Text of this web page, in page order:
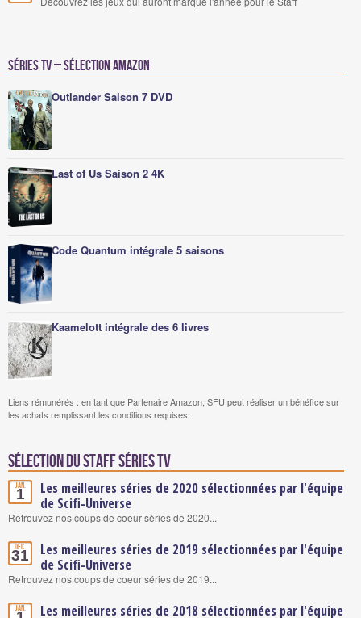
Séries TV – Sélection Amazon
Outlander Saison 7 DVD
Last of Us Saison 2 4K
Code Quantum intégrale 5 saisons
Kaamelott intégrale des 6 livres
Liens rémunérés : en tant que Partenaire Amazon, SFU peut réaliser un bénéfice sur
les achats remplissant les conditions requises.
Sélection du staff Séries TV
Jan.
1
Les meilleures séries de 2020 sélectionnées par l'équipe
de Scifi-Universe
Retrouvez nos coups de coeur séries de 2020...
Déc.
31
Les meilleures séries de 2019 sélectionnées par l'équipe
de Scifi-Universe
Retrouvez nos coups de coeur séries de 2019...
Jan.
Les meilleures séries de 2018 sélectionnées par l'équipe